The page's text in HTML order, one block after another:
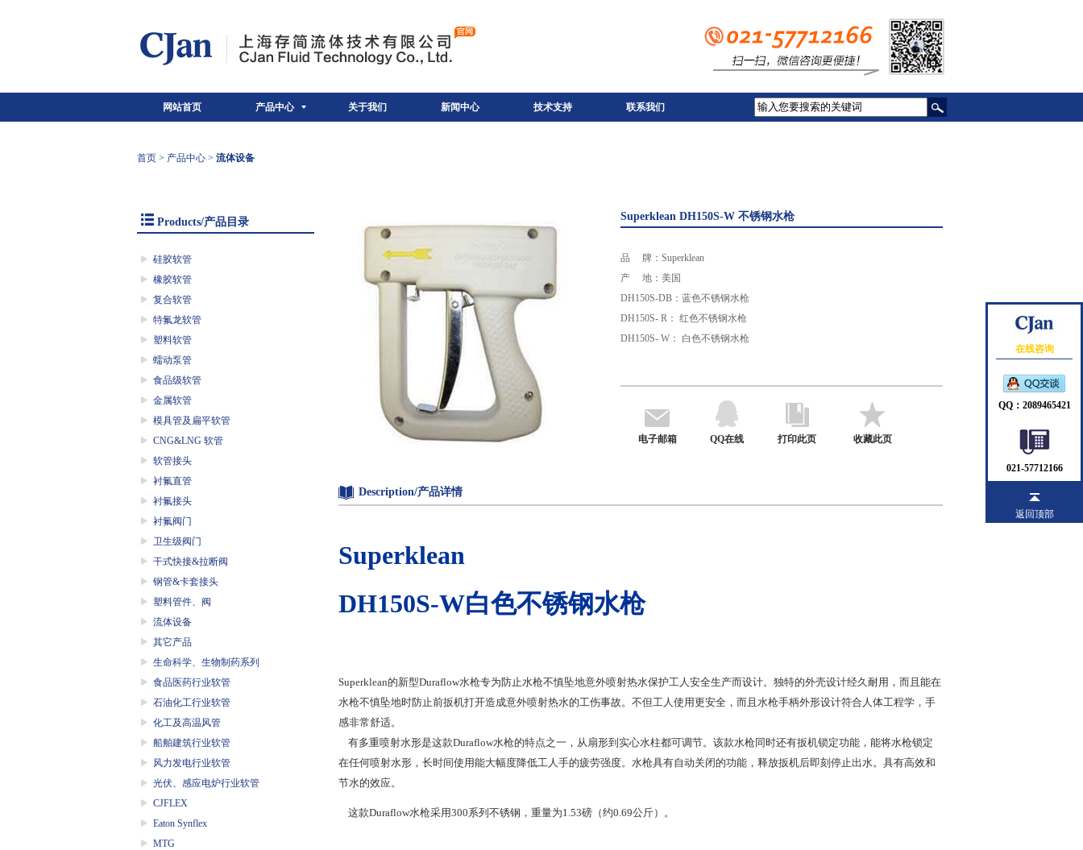
网站首页 产品中心 关于我们 新闻中心 技术支持 联系我们
首页> 产品中心> 流体设备
Products/产品目录
硅胶软管
橡胶软管
复合软管
特氟龙软管
塑料软管
蠕动泵管
食品级软管
金属软管
模具管及扁平软管
CNG&LNG 软管
软管接头
衬氟直管
衬氟接头
衬氟阀门
卫生级阀门
干式快接&拉断阀
钢管&卡套接头
塑料管件、阀
流体设备
其它产品
生命科学、生物制药系列
食品医药行业软管
石油化工行业软管
化工及高温风管
船舶建筑行业软管
风力发电行业软管
光伏、感应电炉行业软管
CJFLEX
Eaton Synflex
MTG
Superklean DH150S-W 不锈钢水枪
品 牌：Superklean
产 地：美国
DH150S-DB：蓝色不锈钢水枪
DH150S- R： 红色不锈钢水枪
DH150S- W： 白色不锈钢水枪
电子邮箱 QQ在线 打印此页 收藏此页
Description/产品详情
Superklean
DH150S-W白色不锈钢水枪
Superklean的新型Duraflow水枪专为防止水枪不慎坠地意外喷射热水保护工人安全生产而设计。独特的外壳设计经久耐用，而且能在
水枪不慎坠地时防止前扳机打开造成意外喷射热水的工伤事故。不但工人使用更安全，而且水枪手柄外形设计符合人体工程学，手
感非常舒适。
有多重喷射水形是这款Duraflow水枪的特点之一，从扇形到实心水柱都可调节。该款水枪同时还有扳机锁定功能，能将水枪锁定
在任何喷射水形，长时间使用能大幅度降低工人手的疲劳强度。水枪具有自动关闭的功能，释放扳机后即刻停止出水。具有高效和
节水的效应。
这款Duraflow水枪采用300系列不锈钢，重量为1.53磅（约0.69公斤）。
在线咨询
QQ：2089465421
021-57712166
返回顶部